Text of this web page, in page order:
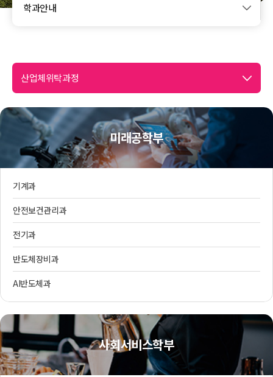
학과안내
산업체위탁과정
미래공학부
기계과
안전보건관리과
전기과
반도체장비과
AI반도체과
사회서비스학부